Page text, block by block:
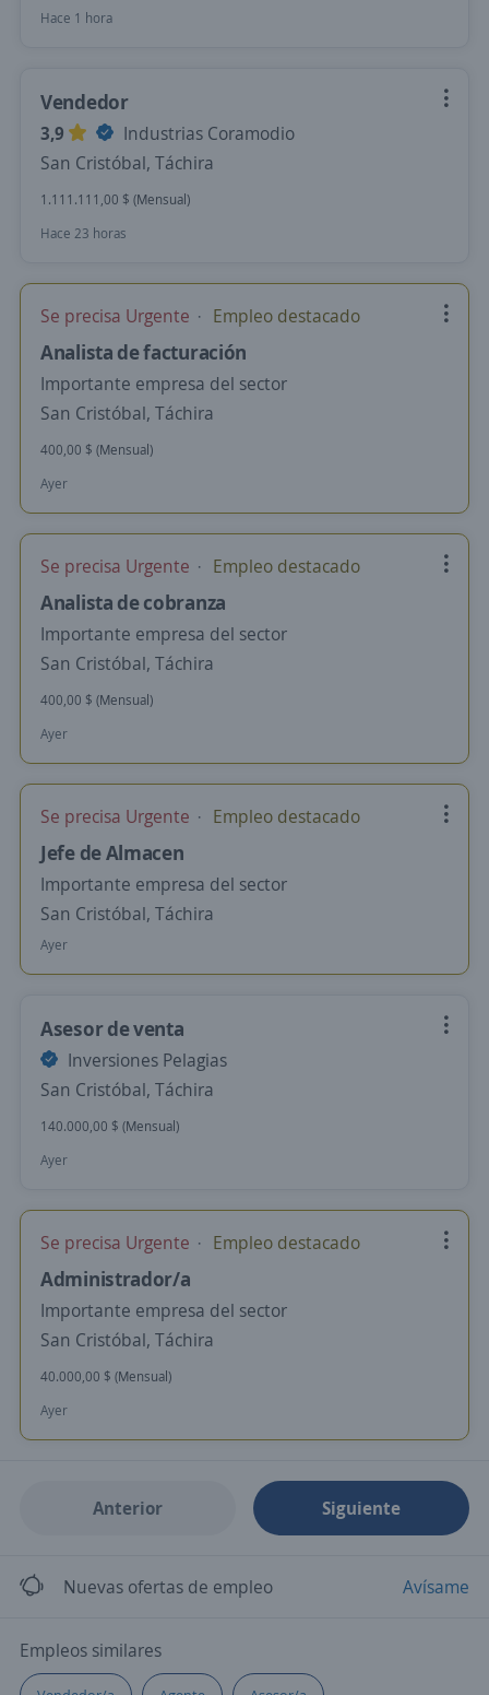
Hace 1 hora
Vendedor
3,9
Industrias Coramodio
San Cristóbal, Táchira
1.111.111,00 $ (Mensual)
Hace 23 horas
Se precisa Urgente Empleo destacado
Analista de facturación
Importante empresa del sector
San Cristóbal, Táchira
400,00 $ (Mensual)
Ayer
Se precisa Urgente Empleo destacado
Analista de cobranza
Importante empresa del sector
San Cristóbal, Táchira
400,00 $ (Mensual)
Ayer
Se precisa Urgente Empleo destacado
Jefe de Almacen
Importante empresa del sector
San Cristóbal, Táchira
Ayer
Asesor de venta
Inversiones Pelagias
San Cristóbal, Táchira
140.000,00 $ (Mensual)
Ayer
Se precisa Urgente Empleo destacado
Administrador/a
Importante empresa del sector
San Cristóbal, Táchira
40.000,00 $ (Mensual)
Ayer
Anterior Siguiente
Nuevas ofertas de empleo Avísame
Empleos similares